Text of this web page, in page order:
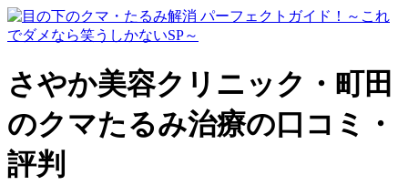
さやか美容クリニック・町田
のクマたるみ治療の口コミ・
評判